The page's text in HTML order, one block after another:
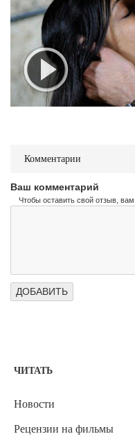
Комментарии
Ваш комментарий
Чтобы оставить свой отзыв,
ЧИТАТЬ
Новости
Рецензии на фильмы